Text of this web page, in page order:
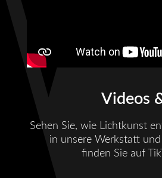
Videos
Sehen Sie, wie Lichtkunst
in unsere Werkstatt
finden Sie auf